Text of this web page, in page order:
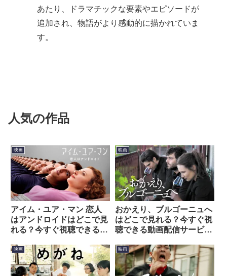
あたり、ドラマチックな要素やエピソードが
追加され、物語がより感動的に描かれていま
す。
人気の作品
映画
アイム・ユア・マン 恋人
はアンドロイドはどこで見
れる？今すぐ視聴できる動
映画
おかえり、ブルゴーニュへ
はどこで見れる？今すぐ視
聴できる動画配信サービス
映画 映画